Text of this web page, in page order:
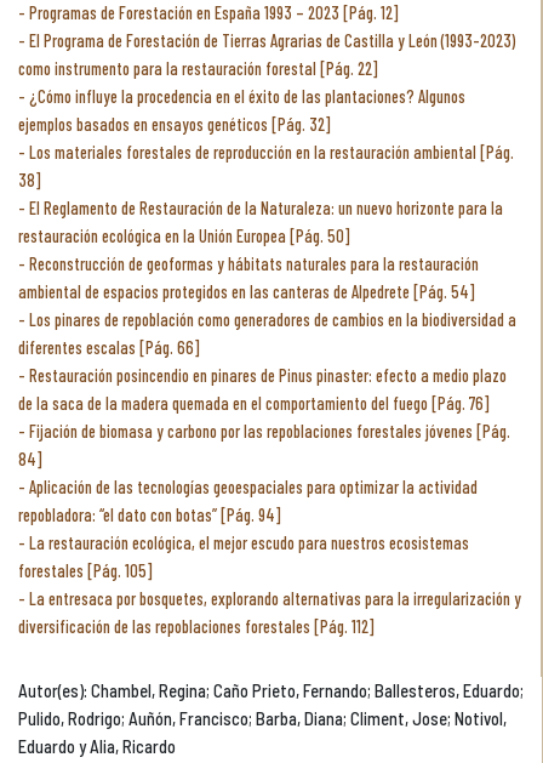
Programas de Forestación en España 1993 – 2023 [Pág. 12]
El Programa de Forestación de Tierras Agrarias de Castilla y León (1993-2023)
como instrumento para la restauración forestal [Pág. 22]
¿Cómo influye la procedencia en el éxito de las plantaciones? Algunos
ejemplos basados en ensayos genéticos [Pág. 32]
Los materiales forestales de reproducción en la restauración ambiental [Pág.
38]
El Reglamento de Restauración de la Naturaleza: un nuevo horizonte para la
restauración ecológica en la Unión Europea [Pág. 50]
Reconstrucción de geoformas y hábitats naturales para la restauración
ambiental de espacios protegidos en las canteras de Alpedrete [Pág. 54]
Los pinares de repoblación como generadores de cambios en la biodiversidad a
diferentes escalas [Pág. 66]
Restauración posincendio en pinares de Pinus pinaster: efecto a medio plazo
de la saca de la madera quemada en el comportamiento del fuego [Pág. 76]
Fijación de biomasa y carbono por las repoblaciones forestales jóvenes [Pág.
84]
Aplicación de las tecnologías geoespaciales para optimizar la actividad
repobladora: “el dato con botas” [Pág. 94]
La restauración ecológica, el mejor escudo para nuestros ecosistemas
forestales [Pág. 105]
La entresaca por bosquetes, explorando alternativas para la irregularización y
diversificación de las repoblaciones forestales [Pág. 112]
Autor(es): Chambel, Regina; Caño Prieto, Fernando; Ballesteros, Eduardo;
Pulido, Rodrigo; Auñón, Francisco; Barba, Diana; Climent, Jose; Notivol,
Eduardo y Alia, Ricardo